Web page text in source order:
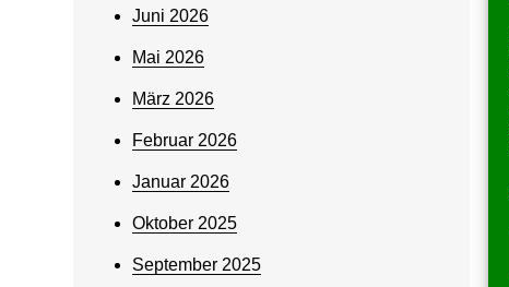
Juni 2026
Mai 2026
März 2026
Februar 2026
Januar 2026
Oktober 2025
September 2025